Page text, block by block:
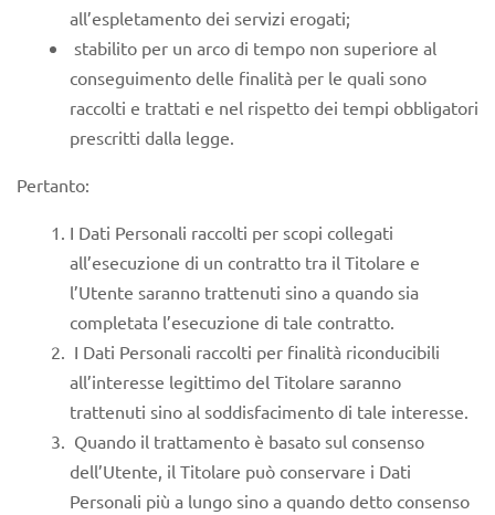
all’espletamento dei servizi erogati;
stabilito per un arco di tempo non superiore al
conseguimento delle finalità per le quali sono
raccolti e trattati e nel rispetto dei tempi obbligatori
prescritti dalla legge.
Pertanto:
I Dati Personali raccolti per scopi collegati
all’esecuzione di un contratto tra il Titolare e
l’Utente saranno trattenuti sino a quando sia
completata l’esecuzione di tale contratto.
I Dati Personali raccolti per finalità riconducibili
all’interesse legittimo del Titolare saranno
trattenuti sino al soddisfacimento di tale interesse.
Quando il trattamento è basato sul consenso
dell’Utente, il Titolare può conservare i Dati
Personali più a lungo sino a quando detto consenso